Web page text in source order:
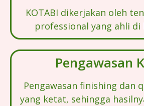
KOTABI dikerjakan oleh
professional yang ahli di
Pengawasan
Pengawasan finishing dan
yang ketat, sehingga